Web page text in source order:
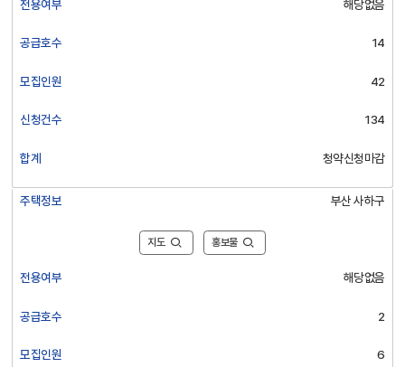
전용여부 해당없음
공급호수 14
모집인원 42
신청건수 134
합계 청약신청마감
주택정보 부산 사하구
지도 홍보물
전용여부 해당없음
공급호수 2
모집인원 6